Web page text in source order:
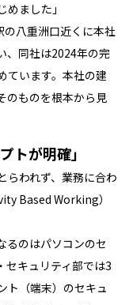
ました」
八重洲口近くに本社
、同社は2024年の完
ています。本社の建
のものを根本から見
トが明確」
らわれず、業務に合わ
Based Working）
るのはパソコンのセ
セキュリティ部では3
ト（端末）のセキュ